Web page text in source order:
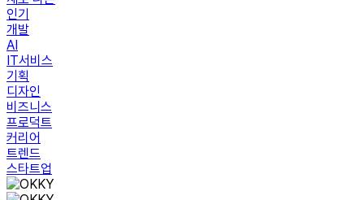
인기
개발
AI
IT서비스
기획
디자인
비즈니스
프로덕트
커리어
트렌드
스타트업